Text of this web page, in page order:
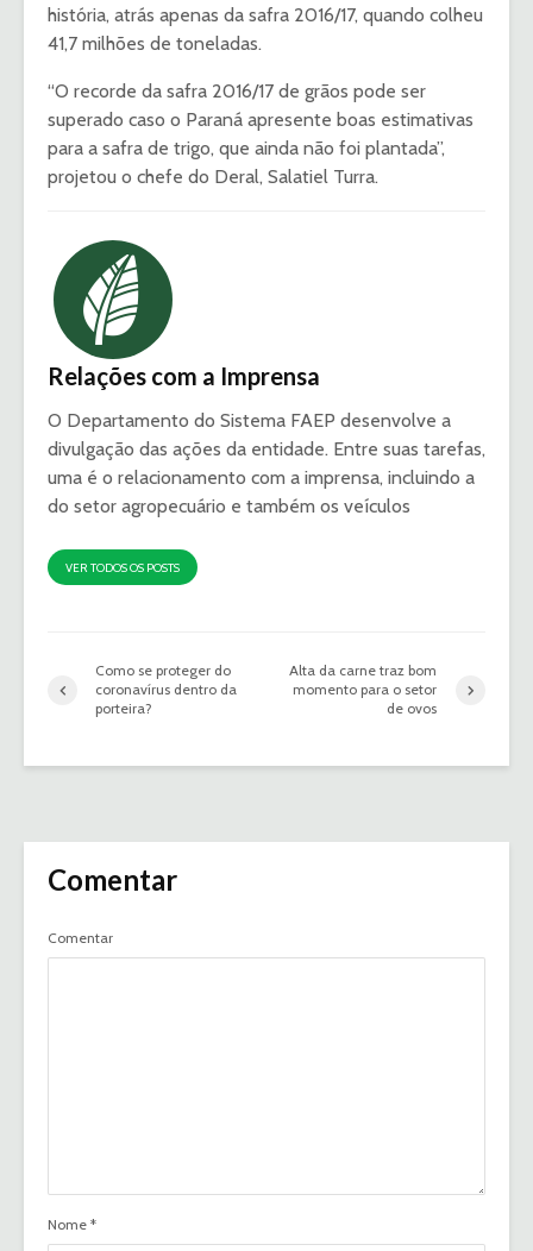
história, atrás apenas da safra 2016/17, quando colheu
41,7 milhões de toneladas.
“O recorde da safra 2016/17 de grãos pode ser
superado caso o Paraná apresente boas estimativas
para a safra de trigo, que ainda não foi plantada”,
projetou o chefe do Deral, Salatiel Turra.
Relações com a Imprensa
O Departamento do Sistema FAEP desenvolve a
divulgação das ações da entidade. Entre suas tarefas,
uma é o relacionamento com a imprensa, incluindo a
do setor agropecuário e também os veículos
VER TODOS OS POSTS
Como se proteger do
coronavírus dentro da
porteira?
Alta da carne traz bom
momento para o setor
de ovos
Comentar
Comentar
Nome *